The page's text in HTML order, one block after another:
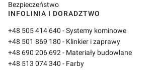
Bezpieczeństwo
INFOLINIA I DORADZTWO
+48 505 414 640 - Systemy kominowe
+48 501 869 180 - Klinkier i zaprawy
+48 690 206 692 - Materiały budowlane
+48 513 074 340 - Farby